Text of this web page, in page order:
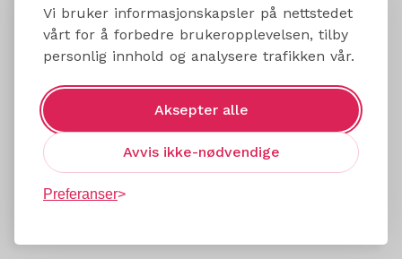
Vi bruker informasjonskapsler på nettstedet
vårt for å forbedre brukeropplevelsen, tilby
personlig innhold og analysere trafikken vår.
Aksepter alle
Avvis ikke-nødvendige
Preferanser